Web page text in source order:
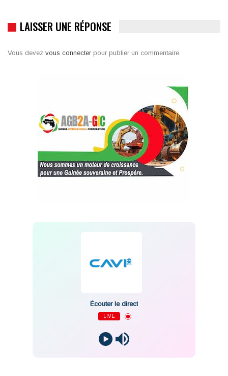
LAISSER UNE RÉPONSE
Vous devez vous connecter pour publier un commentaire.
Écouter le direct
LIVE